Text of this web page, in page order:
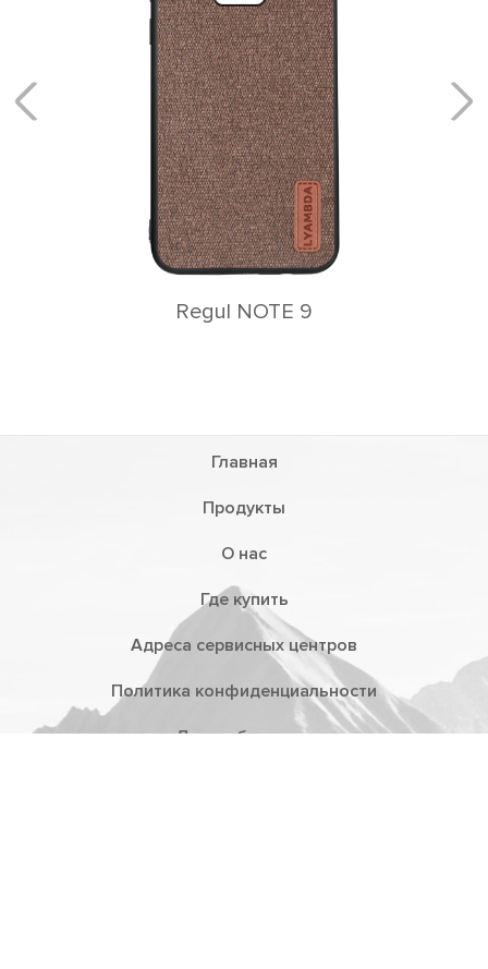
Rеgul NOTE 9
Главная
Продукты
О нас
Где купить
Адреса сервисных центров
Политика конфиденциальности
Дистрибьюторы